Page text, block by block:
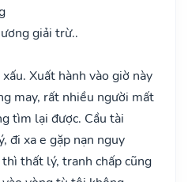
giải trừ..
Xuất hành vào giờ này
may, rất nhiều người mất
tìm lại được. Cầu tài
đi xa e gặp nạn nguy
thất lý, tranh chấp cũng